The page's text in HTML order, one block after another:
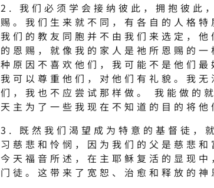
2. 我们必须学会接纳彼此，拥抱彼此
赐。我们生来就不同，有各自的人格特
我们的教友同胞并不由我们来选定，他
的恩赐，就像我的家人是祂所恩赐的一
种原因不喜欢他们，我可能不是他们最
我可以尊重他们，对他们有礼貌。我无
们，我也不应尝试那样做。 我能做的
天主为了一些我现在不知道的目的将他
3. 既然我们渴望成为特意的基督徒，
习慈悲和怜悯，因为我们的父是慈悲和
今天福音所述，在主耶稣复活的显现中
门徒。这带来了宽恕、治愈和释放的神